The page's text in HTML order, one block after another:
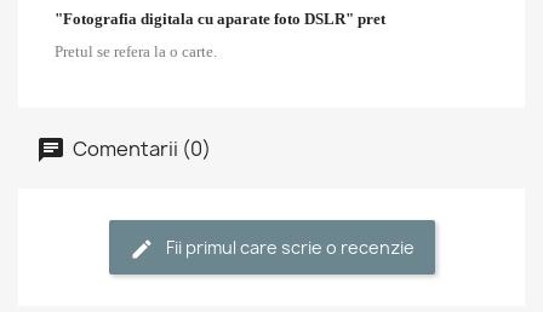
"Fotografia digitala cu aparate foto DSLR" pret
Pretul se refera la o carte.
Comentarii (0)
Fii primul care scrie o recenzie